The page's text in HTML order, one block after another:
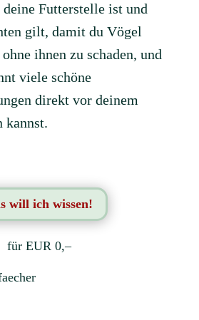
Futterstelle ist und
gilt, damit du Vögel
ihnen zu schaden, und
viele schöne
direkt vor deinem
kannst.
will ich wissen!
für EUR 0,–